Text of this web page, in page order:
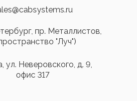
пр. Металлистов,
"Луч")
ул. Неверовского, д. 9,
офис 317